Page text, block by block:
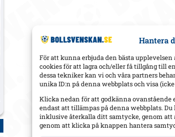
Hantera
För att kunna erbjuda den bästa
cookies för att lagra och/eller få tillgång till
dessa tekniker kan vi och våra partners
unika ID:n på denna webbplats och visa
Klicka nedan för att godkänna ovanstående
endast att tillämpas på denna webbplats.
inklusive återkalla ditt samtycke, genom att
genom att klicka på knappen hantera